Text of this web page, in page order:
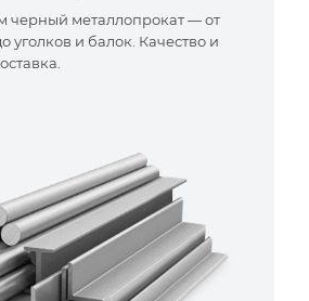
черный металлопрокат — от
уголков и балок. Качество и